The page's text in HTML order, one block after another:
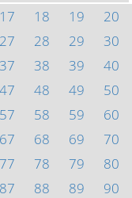
17 18 19
20
27 28 29
30
37 38 39
40
47 48 49
50
57 58 59
60
67 68 69
70
77 78 79
80
87 88 89
90